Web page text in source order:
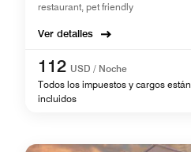
restaurant, pet friendly
Ver detalles
112 USD / Noche
Todos los impuestos y cargos están
incluidos